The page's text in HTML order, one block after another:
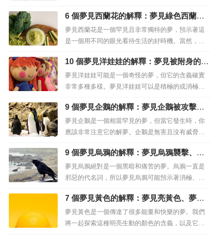
具象徵意義和神秘感的夢之一。這種類型的夢有很
多解釋，根據細節的不同，它也可能帶有負面含
義。例如，夢見兒時的朋友，表明你今天的行為方
式和過去一樣，那時你沒有任何責任。這個夢恰恰
指的是你的童年時光，那時沒有什麼可擔心...
6 個夢見西蘭花的解釋：夢見綠色西蘭
花、夢見黑西蘭花
夢見西蘭花是一個罕見且非常獨特的夢，預示著這
是一個用不同的眼光看待生活的好時機。當然，夢
見西蘭花並不是與特彆強烈的情緒有關的夢，但當
你醒來時，你會感覺心情愉快，一切都會顯得更簡
單。夢見西蘭花是一個積極的夢，宣告樂觀和自
信。事實上，許多分析師認為，夢見西蘭花也預示
著新機會的到來，或者一些過去因某些原因...
10 個夢見洋娃娃的解釋：夢見被附身的洋
娃娃、夢見布偶娃娃
夢見洋娃娃可能是一個奇怪的夢，但它的含義確實
非常多種多樣。夢見洋娃娃可以是積極的或消極的
夢，與您生活的各個方面有關，因此有必要注意每
個夢的細節，以便瞭解每個夢的真正含義。一般來
說，我們可以說夢見洋娃娃與脆弱、問題、糟糕的
情況、衝突有關，但也與快樂、成功、幸福、愛和
純真有關。所以，正如我們已經說過的，...
9 個夢見企鵝的解釋：夢見企鵝被攻擊或
吃掉、夢見白企鵝
夢見企鵝是一個相當罕見的夢，但當它發生時，你
應該非常注意它的解夢。企鵝是無害且沒有威脅性
的生物，夢見企鵝通常反映了一個人的誠實、積極
的態度，有時還反映了冷酷的本性。但企鵝通常也
代表著生活中的機會。這將在未來出現，所以夢邀
請你在它出現時抓住機會，即使它最初可能會給你
帶來一些不適。但是，您應該非常仔細地...
9 個夢見烏鴉的解釋：夢見烏鴉襲擊、夢
見黑烏鴉
夢見烏鴉絕對是一個黑暗和痛苦的夢。烏鴉一直是
邪惡的代名詞，所以夢見烏鴉可能預示著消極、事
故、不忠，甚至死亡。 夢見烏鴉 – 意義和解釋 如果
您剛剛遭受喪親之痛，或者您的親人正面臨絕症，
那麼夢見烏鴉並不少見。但不要擔心自己，烏鴉從
不宣...
7 個夢見黃色的解釋：夢見亮黃色、夢見
黃赭石
夢見黃色是一個傳達了很多能量和快樂的夢。我們
將一起探索這種明亮生動的顏色的含義，以及它在
精神、身體和精神上可以代表的不同事物。瞭解顏